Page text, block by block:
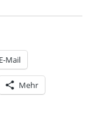
E-Mail
Mehr